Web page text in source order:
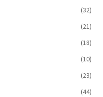
(32)
(21)
(18)
(10)
(23)
(44)